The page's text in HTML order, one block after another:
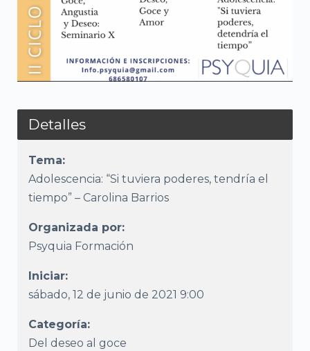
Detalles
Tema:
Adolescencia: “Si tuviera poderes, tendría el
tiempo” – Carolina Barrios
Organizada por:
Psyquia Formación
Iniciar:
sábado, 12 de junio de 2021 9:00
Categoría:
Del deseo al goce